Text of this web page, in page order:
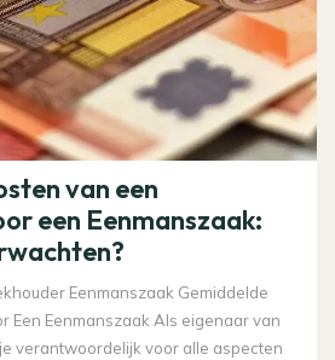
van een
een Eenmanszaak:
Eenmanszaak Gemiddelde
Een Eenmanszaak Als eigenaar van
verantwoordelijk voor alle aspecten